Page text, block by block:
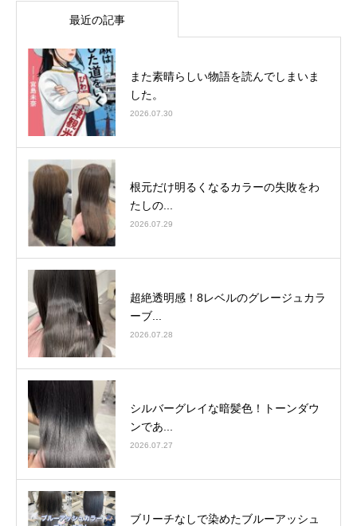
最近の記事
また素晴らしい物語を読んでしまいま
した。
2026.07.30
根元だけ明るくなるカラーの失敗をわ
たしの...
2026.07.29
超絶透明感！8レベルのグレージュカラ
ーブ...
2026.07.28
シルバーグレイな暗髪色！トーンダウ
ンであ...
2026.07.27
ブリーチなしで染めたブルーアッシュ